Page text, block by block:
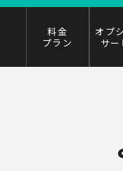
料金
プラン
オプ
サー